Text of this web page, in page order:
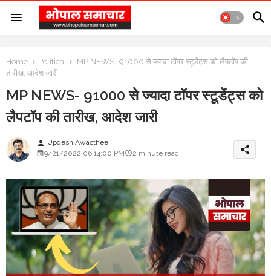
Home Political
MP NEWS- 91000 से ज्यादा टॉपर स्टूडेंट्स को लैपटॉप की
तारीख, आदेश जारी
MP NEWS- 91000 से ज्यादा टॉपर स्टूडेंट्स को
लैपटॉप की तारीख, आदेश जारी
person Updesh Awasthee
9/21/2022 06:14:00 PM
2 minute read share